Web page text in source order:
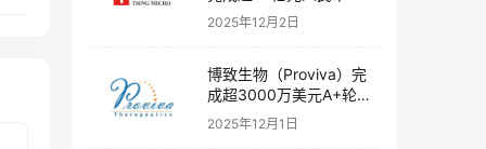
融资
2025年12月2日
博致生物（Proviva）完
成超3000万美元A+轮融
资
2025年12月1日